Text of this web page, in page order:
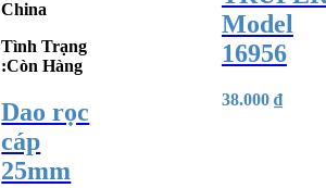
China
Tình Trạng
:Còn Hàng
Dao rọc
cáp
25mm
Model
16956
38.000 ₫